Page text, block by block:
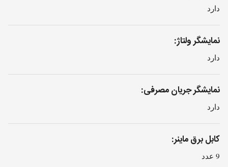
دارد
نمایشگر ولتاژ:
دارد
نمایشگر جریان مصرفی:
دارد
کابل برق ماینر:
9 عدد